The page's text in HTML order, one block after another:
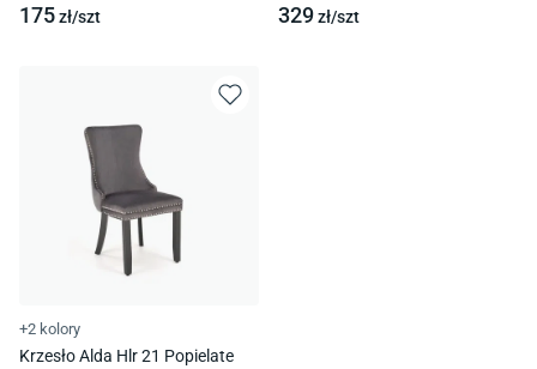
175zł/szt 329zł/szt
+2 kolory
Krzesło Alda Hlr 21 Popielate